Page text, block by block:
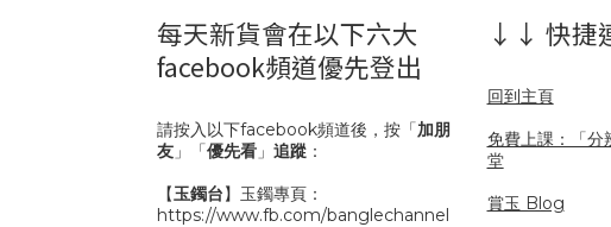
每天新貨會在以下六大
facebook頻道優先登出
請按入以下facebook頻道後，按「加朋
友 」「優先看 」 追蹤 ：
【玉鐲台】玉鐲專頁：
https://www.fb.com/banglechannel
↓↓ 快捷
回到主頁
免費上課：「分
堂
賞玉 Blog